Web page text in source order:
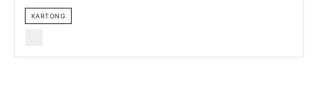
KARTONG